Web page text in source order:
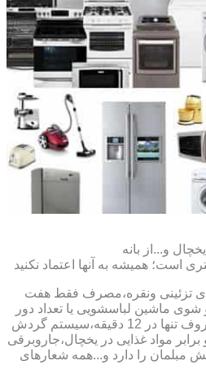
و...از بانه
است؛ همیشه به آنها اعتماد نکنید
تزئینی ونقره،مصرف فقط هفت
ماشین لباسشویی یا تعداد دور
دیگ درونی،شست و شوی ظروف تنها در 12 دقیقه،سیستم گردش
برابر مواد غذایی در یخچال،جاروبرقی
را دارد و...همه شعارهای